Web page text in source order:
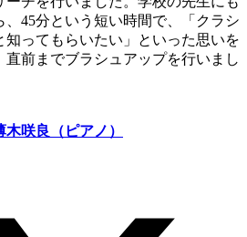
、45分という短い時間で、「クラシ
知ってもらいたい」といった思いを
直前までブラシュアップを行いまし
木咲良（ピアノ）